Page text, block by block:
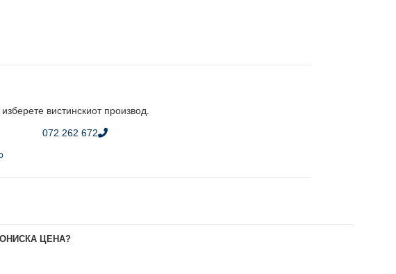
вистинскиот производ.
072 262 672
ЦЕНА?